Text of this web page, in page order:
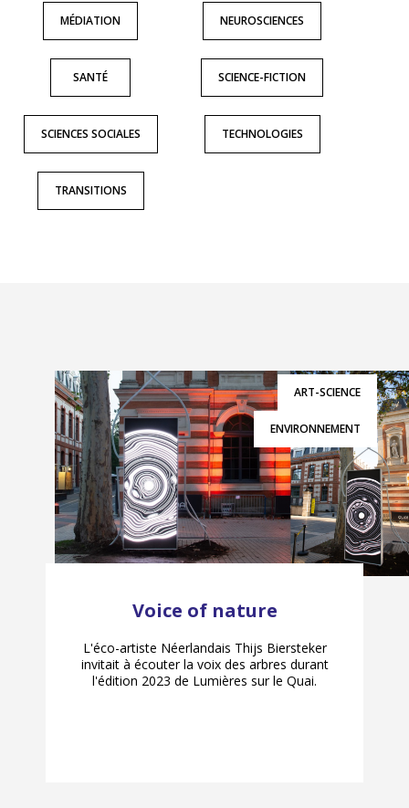
MÉDIATION NEUROSCIENCES
SANTÉ SCIENCE-FICTION
SCIENCES SOCIALES TECHNOLOGIES
TRANSITIONS
ART-SCIENCE
ENVIRONNEMENT
Voice of nature
L'éco-artiste Néerlandais Thijs Biersteker
invitait à écouter la voix des arbres durant
l'édition 2023 de Lumières sur le Quai.